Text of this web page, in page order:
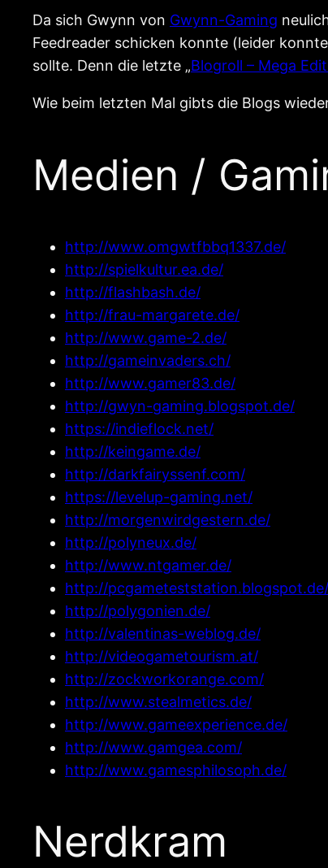
Da sich Gwynn von Gwynn-Gaming
Feedreader schicken konnte (leider
sollte. Denn die letzte „Blogroll – Mega
Wie beim letzten Mal gibts die Blogs
Medien /
http://www.omgwtfbbq1337.de/
http://spielkultur.ea.de/
http://flashbash.de/
http://frau-margarete.de/
http://www.game-2.de/
http://gameinvaders.ch/
http://www.gamer83.de/
http://gwyn-gaming.blogspot.de/
https://indieflock.net/
http://keingame.de/
http://darkfairyssenf.com/
https://levelup-gaming.net/
http://morgenwirdgestern.de/
http://polyneux.de/
http://www.ntgamer.de/
http://pcgameteststation.blogspot.de/
http://polygonien.de/
http://valentinas-weblog.de/
http://videogametourism.at/
http://zockworkorange.com/
http://www.stealmetics.de/
http://www.gameexperience.de/
http://www.gamgea.com/
http://www.gamesphilosoph.de/
Nerdkram